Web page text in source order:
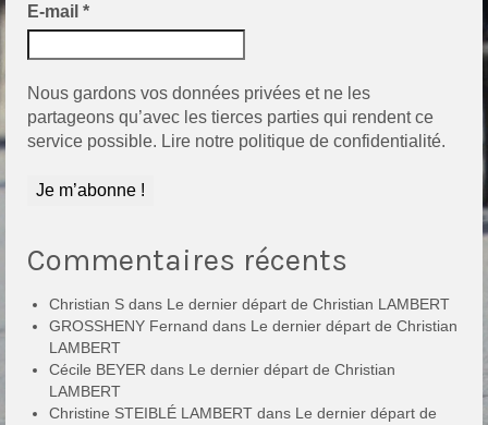
E-mail *
Nous gardons vos données privées et ne les
partageons qu’avec les tierces parties qui rendent ce
service possible. Lire notre politique de confidentialité.
Commentaires récents
Christian S dans Le dernier départ de Christian LAMBERT
GROSSHENY Fernand dans Le dernier départ de Christian
LAMBERT
Cécile BEYER dans Le dernier départ de Christian
LAMBERT
Christine STEIBLÉ LAMBERT dans Le dernier départ de